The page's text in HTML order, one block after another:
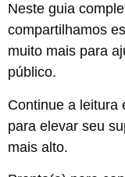
Neste guia
compartilhamos
muito mais para
público.
Continue a leitura
para elevar seu
mais alto.